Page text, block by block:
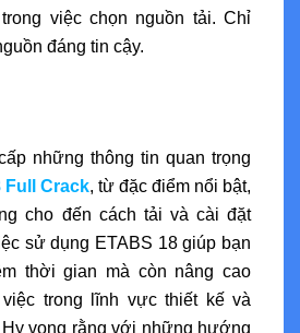
việc chọn nguồn tải. Chỉ
đáng tin cậy.
những thông tin quan trọng
Full Crack, từ đặc điểm nổi bật,
cho đến cách tải và cài đặt
sử dụng ETABS 18 giúp bạn
thời gian mà còn nâng cao
trong lĩnh vực thiết kế và
Hy vọng rằng với những hướng